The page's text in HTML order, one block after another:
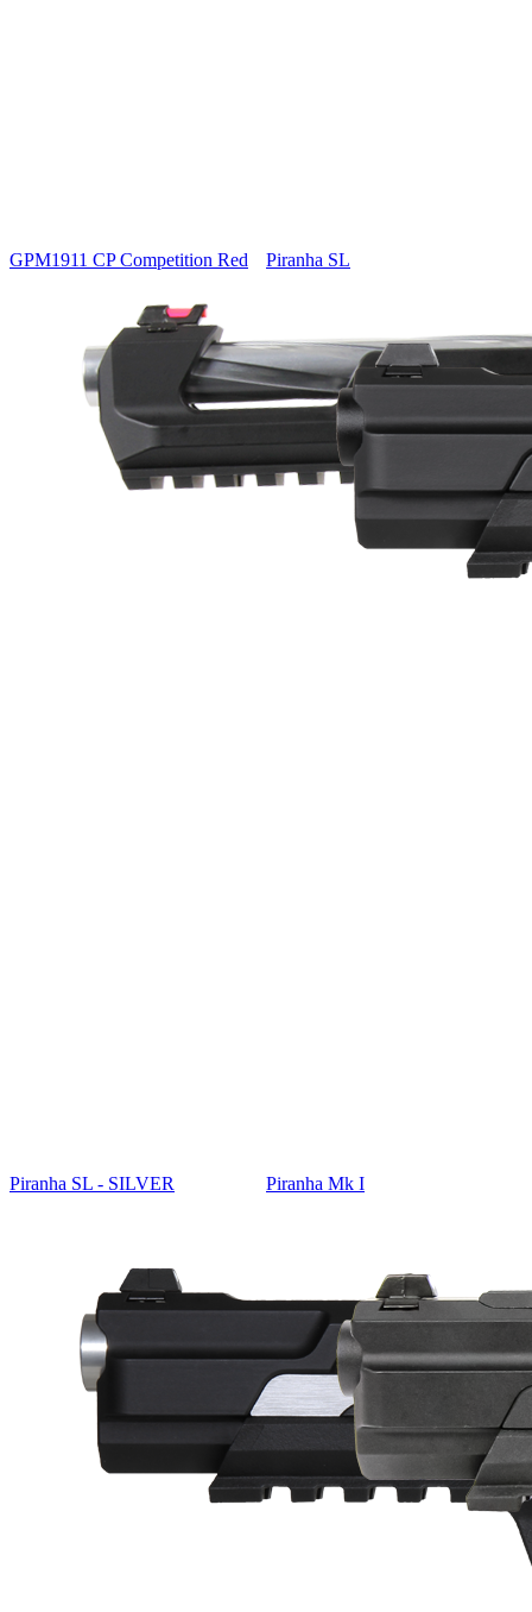
GPM1911 CP Competition Red Piranha SL
Piranha SL - SILVER Piranha Mk I